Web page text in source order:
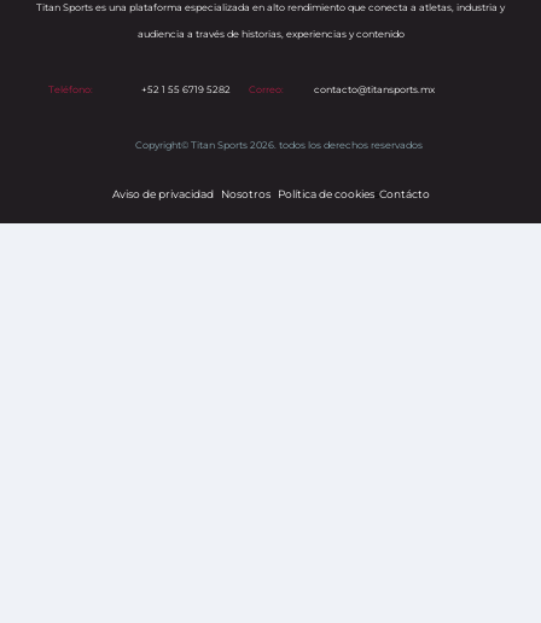
Titan Sports es una plataforma especializada en alto rendimiento que conecta a atletas, industria y
audiencia a través de historias, experiencias y contenido
Teléfono: +52 1 55 6719 5282 Correo: contacto@titansports.mx
Copyright© Titan Sports 2026. todos los derechos reservados
Aviso de privacidad Nosotros Política de cookiess Contácto